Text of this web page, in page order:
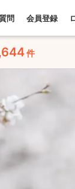
問 会員登録
件